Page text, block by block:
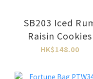
SB203 Iced
Raisin Cookies
Sandwich
HK$148.00